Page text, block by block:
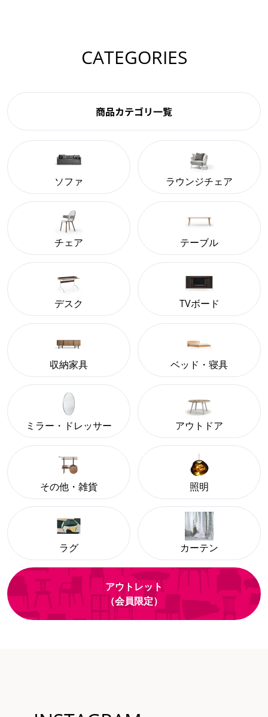
CATEGORIES
商品カテゴリ一覧
ソファ ラウンジチェア
チェア テーブル
デスク TVボード
収納家具 ベッド・寝具
ミラー・ドレッサー アウトドア
その他・雑貨 照明
ラグ カーテン
アウトレット
（会員限定）